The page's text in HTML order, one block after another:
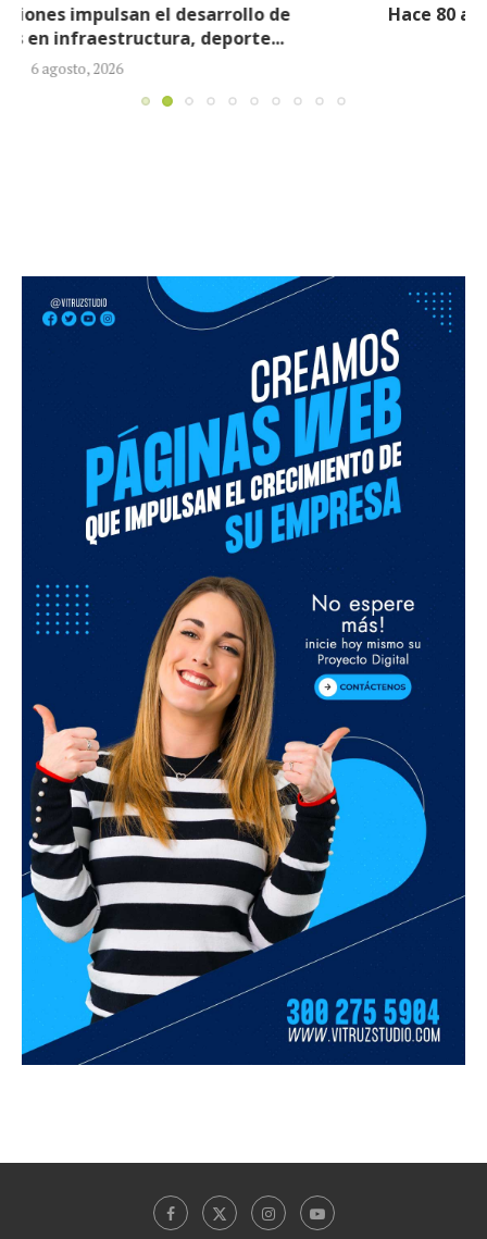
Hace 80 años Colombia decidió proteger a quienes
escriben sus canciones creando...